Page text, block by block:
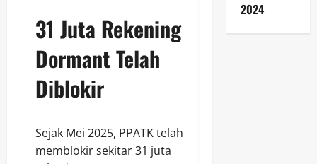
31 Juta Rekening
Dormant Telah
Diblokir
Sejak Mei 2025, PPATK telah
memblokir sekitar 31 juta
2024